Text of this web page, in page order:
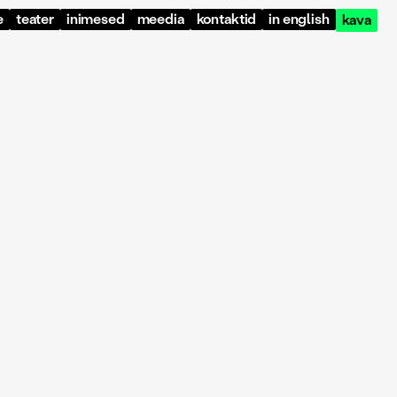
teater inimesed meedia kontaktid in english kava